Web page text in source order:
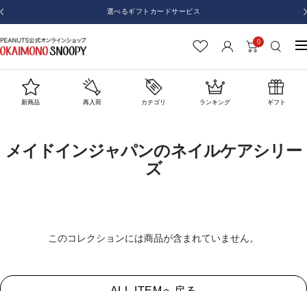
コ
ン
テ
ン
ツ
プ
戻
る
【重要】「利用規約」および「個人情報の取扱いに関する規約」について（2025年8月
28日改定）
お
か
0
ビ
ン
メイドインジャパンのネイルケアシリー
ズ
このコレクションには商品が含まれていません。